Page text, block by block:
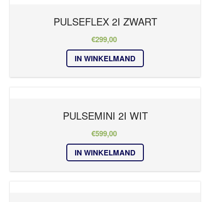
PULSEFLEX 2I ZWART
€299,00
IN WINKELMAND
PULSEMINI 2I WIT
€599,00
IN WINKELMAND